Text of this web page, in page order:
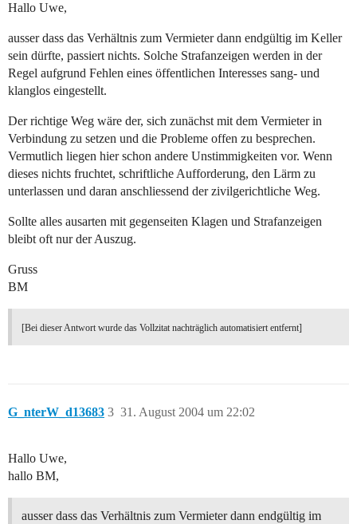
Hallo Uwe,
ausser dass das Verhältnis zum Vermieter dann endgültig im Keller
sein dürfte, passiert nichts. Solche Strafanzeigen werden in der
Regel aufgrund Fehlen eines öffentlichen Interesses sang- und
klanglos eingestellt.
Der richtige Weg wäre der, sich zunächst mit dem Vermieter in
Verbindung zu setzen und die Probleme offen zu besprechen.
Vermutlich liegen hier schon andere Unstimmigkeiten vor. Wenn
dieses nichts fruchtet, schriftliche Aufforderung, den Lärm zu
unterlassen und daran anschliessend der zivilgerichtliche Weg.
Sollte alles ausarten mit gegenseiten Klagen und Strafanzeigen
bleibt oft nur der Auszug.
Gruss
BM
[Bei dieser Antwort wurde das Vollzitat nachträglich automatisiert entfernt]
G_nterW_d13683 31. August 2004 um 22:02
3
Hallo Uwe,
hallo BM,
ausser dass das Verhältnis zum Vermieter dann endgültig im